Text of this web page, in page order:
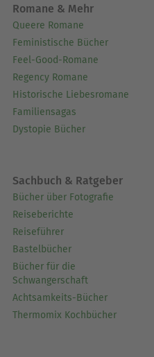
Romane & Mehr
Queere Romane
Feministische Bücher
Feel-Good-Romane
Regency Romane
Historische Liebesromane
Familiensagas
Dystopie Bücher
Sachbuch & Ratgeber
Bücher über Fotografie
Reiseberichte
Reiseführer
Bastelbücher
Bücher für die
Schwangerschaft
Achtsamkeits-Bücher
Thermomix Kochbücher